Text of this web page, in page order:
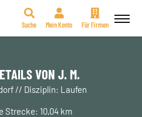
Suche Mein Konto Für Firmen
VON J. M.
// Disziplin: Laufen
Strecke: 10,04 km